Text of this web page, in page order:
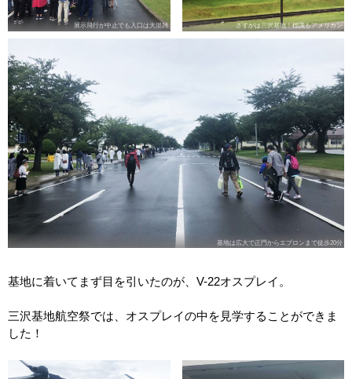
展示飛行が中止でも入口は大混雑 さすがは三沢基地！標識もアメリカン
基地は広大で正門からエプロンまで徒歩20分
基地に着いてまず目を引いたのが、V-22オスプレイ。
三沢基地航空祭では、オスプレイの中を見学することができま
した！